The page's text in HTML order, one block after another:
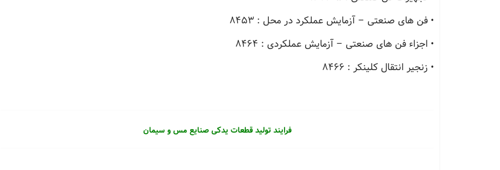
• فن های صنعتی – آزمایش عملکرد در محل : 8453
• اجزاء فن های صنعتی – آزمایش عملکردی : 8464
• زنجیر انتقال کلینکر : 8466
فرایند تولید قطعات یدکی صنایع مس و سیمان